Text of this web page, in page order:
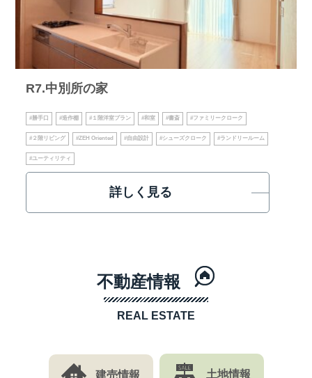
R7.中別所の家
#勝手口 #造作棚 #１階洋室プラン #和室 #書斎 #ファミリークローク
#２階リビング #ZEH Oriented #自由設計 #シューズクローク #ランドリールーム
#ユーティリティ
詳しく見る
不動産情報
REAL ESTATE
建売情報 土地情報